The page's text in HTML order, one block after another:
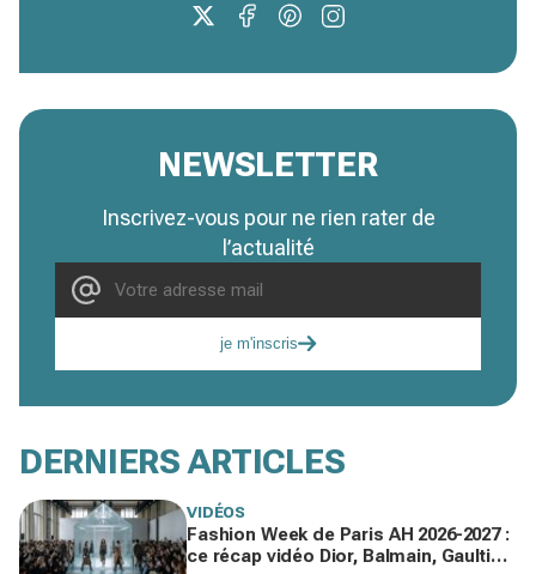
NEWSLETTER
Inscrivez-vous pour ne rien rater de
l’actualité
je m'inscris
DERNIERS ARTICLES
VIDÉOS
Fashion Week de Paris AH 2026-2027 :
ce récap vidéo Dior, Balmain, Gaultier